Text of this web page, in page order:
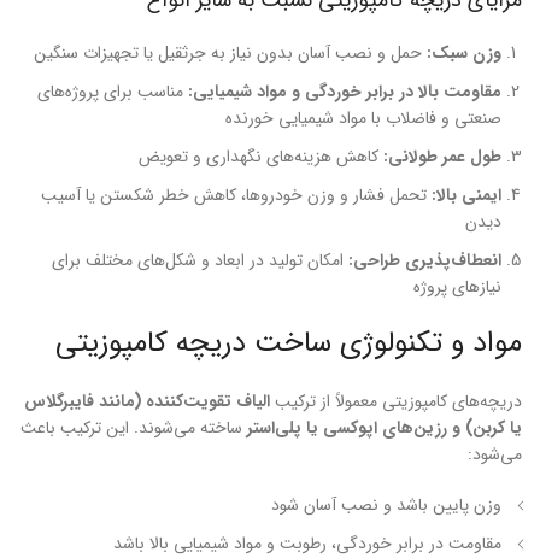
وزن سبک: حمل و نصب آسان بدون نیاز به جرثقیل یا تجهیزات سنگین
مقاومت بالا در برابر خوردگی و مواد شیمیایی: مناسب برای پروژه‌های
صنعتی و فاضلاب با مواد شیمیایی خورنده
طول عمر طولانی: کاهش هزینه‌های نگهداری و تعویض
ایمنی بالا: تحمل فشار و وزن خودروها، کاهش خطر شکستن یا آسیب
دیدن
انعطاف‌پذیری طراحی: امکان تولید در ابعاد و شکل‌های مختلف برای
نیازهای پروژه
مواد و تکنولوژی ساخت دریچه کامپوزیتی
دریچه‌های کامپوزیتی معمولاً از ترکیبالیاف تقویت‌کننده (مانند فایبرگلاس
یا کربن) و رزین‌های اپوکسی یا پلی‌استر ساخته می‌شوند. این ترکیب باعث
می‌شود:
وزن پایین باشد و نصب آسان شود
مقاومت در برابر خوردگی، رطوبت و مواد شیمیایی بالا باشد